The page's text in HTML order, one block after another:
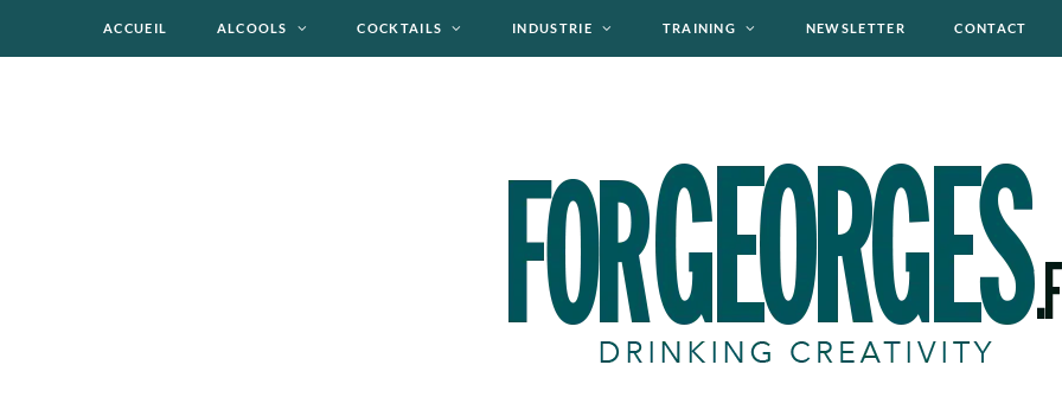
ACCUEIL ALCOOLS COCKTAILS INDUSTRIE TRAINING NEWSLETTER CONTACT